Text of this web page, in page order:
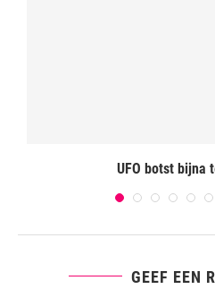
UFO botst bijna
GEEF EEN